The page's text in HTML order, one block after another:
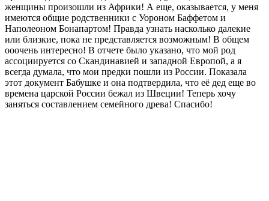
женщины произошли из Африки! А еще, оказывается, у меня
имеются общие родственники с Уороном Баффетом и
Наполеоном Бонапартом! Правда узнать насколько далекие
или близкие, пока не представляется возможным! В общем
ооочень интересно! В отчете было указано, что мой род
ассоциируется со Скандинавией и западной Европой, а я
всегда думала, что мои предки пошли из России. Показала
этот документ Бабушке и она подтвердила, что её дед еще во
времена царской России бежал из Швеции! Теперь хочу
заняться составлением семейного древа! Спасибо!